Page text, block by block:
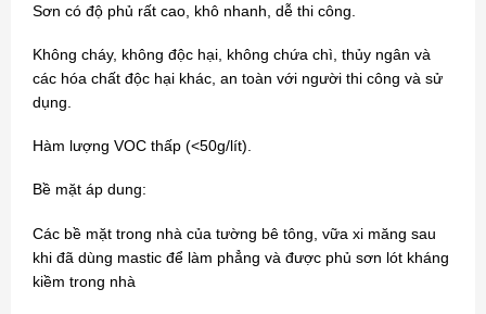
Sơn có độ phủ rất cao, khô nhanh, dễ thi công.
Không cháy, không độc hại, không chứa chì, thủy ngân và
các hóa chất độc hại khác, an toàn với người thi công và sử
dụng.
Hàm lượng VOC thấp (<50g/lít).
Bề mặt áp dung:
Các bề mặt trong nhà của tường bê tông, vữa xi măng sau
khi đã dùng mastic để làm phẳng và được phủ sơn lót kháng
kiềm trong nhà